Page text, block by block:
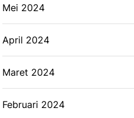
Mei 2024
April 2024
Maret 2024
Februari 2024